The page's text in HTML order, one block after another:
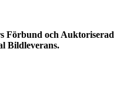
Förbund och Auktoriserad
Bildleverans.